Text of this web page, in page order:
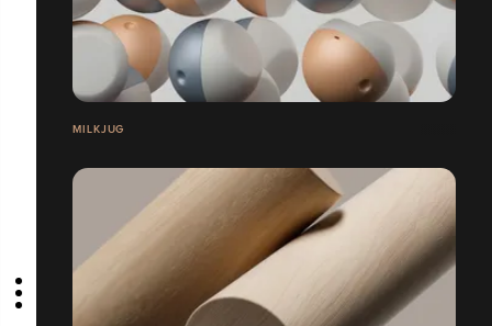
MILKJUG